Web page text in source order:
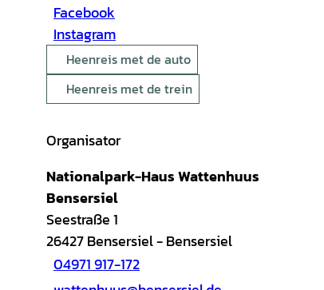
Facebook
Instagram
Heenreis met de auto
Heenreis met de trein
Organisator
Nationalpark-Haus Wattenhuus
Bensersiel
Seestraße 1
26427Bensersiel- Bensersiel
04971 917-172